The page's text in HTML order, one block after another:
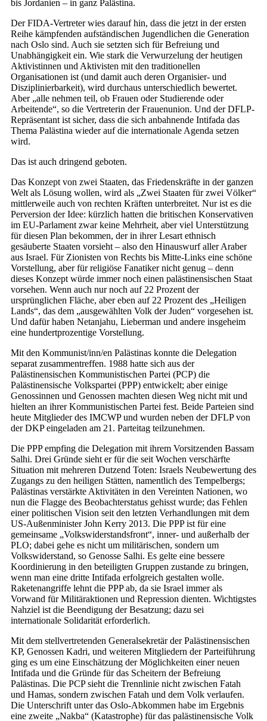
bis Jordanien – in ganz Palästina.
Der FIDA-Vertreter wies darauf hin, dass die jetzt in der ersten
Reihe kämpfenden aufständischen Jugendlichen die Generation
nach Oslo sind. Auch sie setzten sich für Befreiung und
Unabhängigkeit ein. Wie stark die Verwurzelung der heutigen
Aktivistinnen und Aktivisten mit den traditionellen
Organisationen ist (und damit auch deren Organisier- und
Disziplinierbarkeit), wird durchaus unterschiedlich bewertet.
Aber „alle nehmen teil, ob Frauen oder Studierende oder
Arbeitende“, so die Vertreterin der Frauenunion. Und der DFLP-
Repräsentant ist sicher, dass die sich anbahnende Intifada das
Thema Palästina wieder auf die internationale Agenda setzen
wird.
Das ist auch dringend geboten.
Das Konzept von zwei Staaten, das Friedenskräfte in der ganzen
Welt als Lösung wollen, wird als „Zwei Staaten für zwei Völker“
mittlerweile auch von rechten Kräften unterbreitet. Nur ist es die
Perversion der Idee: kürzlich hatten die britischen Konservativen
im EU-Parlament zwar keine Mehrheit, aber viel Unterstützung
für diesen Plan bekommen, der in ihrer Lesart ethnisch
gesäuberte Staaten vorsieht – also den Hinauswurf aller Araber
aus Israel. Für Zionisten von Rechts bis Mitte-Links eine schöne
Vorstellung, aber für religiöse Fanatiker nicht genug – denn
dieses Konzept würde immer noch einen palästinensischen Staat
vorsehen. Wenn auch nur noch auf 22 Prozent der
ursprünglichen Fläche, aber eben auf 22 Prozent des „Heiligen
Lands“, das dem „ausgewählten Volk der Juden“ vorgesehen ist.
Und dafür haben Netanjahu, Lieberman und andere insgeheim
eine hundertprozentige Vorstellung.
Mit den Kommunist/inn/en Palästinas konnte die Delegation
separat zusammentreffen. 1988 hatte sich aus der
Palästinensischen Kommunistischen Partei (PCP) die
Palästinensische Volkspartei (PPP) entwickelt; aber einige
Genossinnen und Genossen machten diesen Weg nicht mit und
hielten an ihrer Kommunistischen Partei fest. Beide Parteien sind
heute Mitglieder des IMCWP und wurden neben der DFLP von
der DKP eingeladen am 21. Parteitag teilzunehmen.
Die PPP empfing die Delegation mit ihrem Vorsitzenden Bassam
Salhi. Drei Gründe sieht er für die seit Wochen verschärfte
Situation mit mehreren Dutzend Toten: Israels Neubewertung des
Zugangs zu den heiligen Stätten, namentlich des Tempelbergs;
Palästinas verstärkte Aktivitäten in den Vereinten Nationen, wo
nun die Flagge des Beobachterstatus gehisst wurde; das Fehlen
einer politischen Vision seit den letzten Verhandlungen mit dem
US-Außenminister John Kerry 2013. Die PPP ist für eine
gemeinsame „Volkswiderstandsfront“, inner- und außerhalb der
PLO; dabei gehe es nicht um militärischen, sondern um
Volkswiderstand, so Genosse Salhi. Es gelte eine bessere
Koordinierung in den beteiligten Gruppen zustande zu bringen,
wenn man eine dritte Intifada erfolgreich gestalten wolle.
Raketenangriffe lehnt die PPP ab, da sie Israel immer als
Vorwand für Militäraktionen und Repression dienten. Wichtigstes
Nahziel ist die Beendigung der Besatzung; dazu sei
internationale Solidarität erforderlich.
Mit dem stellvertretenden Generalsekretär der Palästinensischen
KP, Genossen Kadri, und weiteren Mitgliedern der Parteiführung
ging es um eine Einschätzung der Möglichkeiten einer neuen
Intifada und die Gründe für das Scheitern der Befreiung
Palästinas. Die PCP sieht die Trennlinie nicht zwischen Fatah
und Hamas, sondern zwischen Fatah und dem Volk verlaufen.
Die Unterschrift unter das Oslo-Abkommen habe im Ergebnis
eine zweite „Nakba“ (Katastrophe) für das palästinensische Volk